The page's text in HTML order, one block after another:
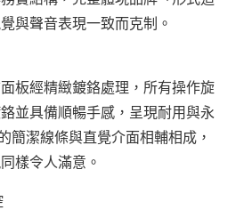
與聲音表現一致而克制。
板經精緻鍍鉻處理，所有操作旋
並具備順暢手感，呈現耐用與永
簡潔線條與直覺介面相輔相成，
樣令人滿意。